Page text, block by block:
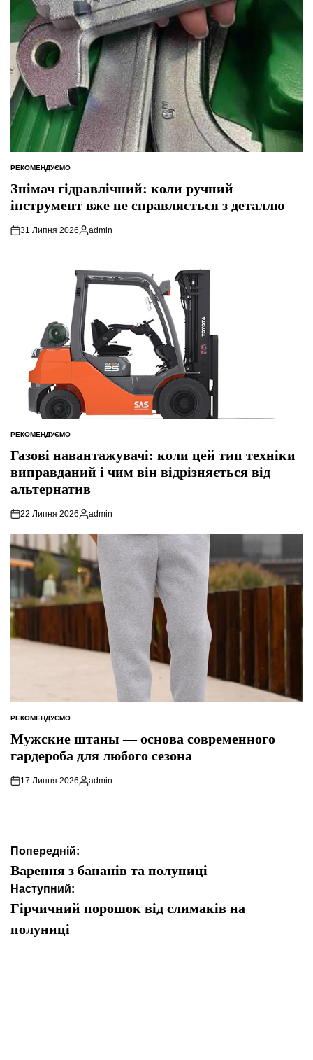
ОПУБЛІКУВАТИ
РЕКОМЕНДУЄМО
Знімач гідравлічний: коли ручний
інструмент вже не справляється з деталлю
31 Липня 2026
Опубліковано
admin
ОПУБЛІКУВАТИ
РЕКОМЕНДУЄМО
Газові навантажувачі: коли цей тип техніки
виправданий і чим він відрізняється від
альтернатив
22 Липня 2026
Опубліковано
admin
ОПУБЛІКУВАТИ
РЕКОМЕНДУЄМО
Мужские штаны — основа современного
гардероба для любого сезона
17 Липня 2026
Опубліковано
admin
Навігація
записів
Попередній:
Варення з бананів та полуниці
Наступний:
Гірчичний порошок від слимаків на
полуниці